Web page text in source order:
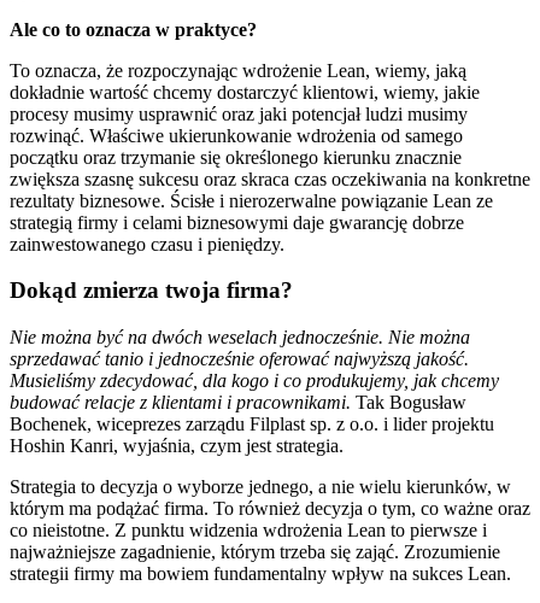
Ale co to oznacza w praktyce?
To oznacza, że rozpoczynając wdrożenie Lean, wiemy, jaką
dokładnie wartość chcemy dostarczyć klientowi, wiemy, jakie
procesy musimy usprawnić oraz jaki potencjał ludzi musimy
rozwinąć. Właściwe ukierunkowanie wdrożenia od samego
początku oraz trzymanie się określonego kierunku znacznie
zwiększa szasnę sukcesu oraz skraca czas oczekiwania na konkretne
rezultaty biznesowe. Ścisłe i nierozerwalne powiązanie Lean ze
strategią firmy i celami biznesowymi daje gwarancję dobrze
zainwestowanego czasu i pieniędzy.
Dokąd zmierza twoja firma?
Nie można być na dwóch weselach jednocześnie. Nie można
sprzedawać tanio i jednocześnie oferować najwyższą jakość.
Musieliśmy zdecydować, dla kogo i co produkujemy, jak chcemy
budować relacje z klientami i pracownikami. Tak Bogusław
Bochenek, wiceprezes zarządu Filplast sp. z o.o. i lider projektu
Hoshin Kanri, wyjaśnia, czym jest strategia.
Strategia to decyzja o wyborze jednego, a nie wielu kierunków, w
którym ma podążać firma. To również decyzja o tym, co ważne oraz
co nieistotne. Z punktu widzenia wdrożenia Lean to pierwsze i
najważniejsze zagadnienie, którym trzeba się zająć. Zrozumienie
strategii firmy ma bowiem fundamentalny wpływ na sukces Lean.